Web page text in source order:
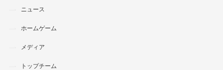
ニュース
ホームゲーム
メディア
トップチーム